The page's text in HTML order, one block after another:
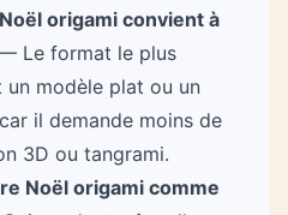
origami convient à
Le format le plus
un modèle plat ou un
il demande moins de
3D ou tangrami.
Noël origami comme